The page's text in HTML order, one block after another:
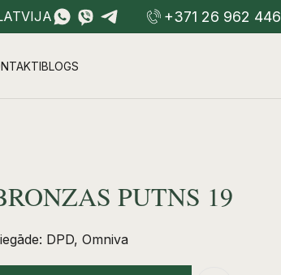
+371 26 962 446
BLOGS
PUTNS 19
DPD, Omniva